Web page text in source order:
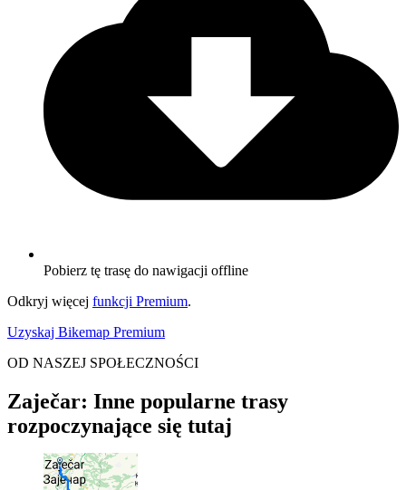
Pobierz tę trasę do nawigacji offline
Odkryj więcej funkcji Premium.
Uzyskaj Bikemap Premium
OD NASZEJ SPOŁECZNOŚCI
Zaječar: Inne popularne trasy
rozpoczynające się tutaj